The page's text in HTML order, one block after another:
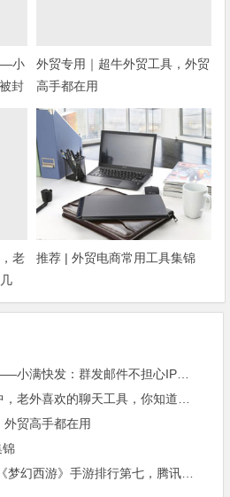
小
封
外贸专用｜超牛外贸工具，外贸
高手都在用
老
推荐 | 外贸电商常用工具集锦
贸高手都在用
锦